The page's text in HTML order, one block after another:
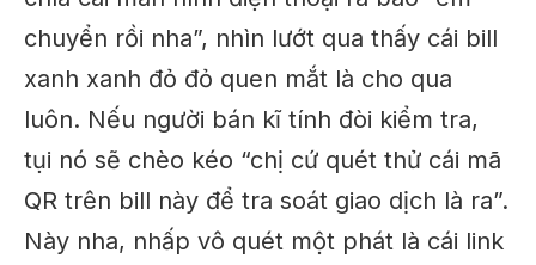
chuyển rồi nha”, nhìn lướt qua thấy cái bill
xanh xanh đỏ đỏ quen mắt là cho qua
luôn. Nếu người bán kĩ tính đòi kiểm tra,
tụi nó sẽ chèo kéo “chị cứ quét thử cái mã
QR trên bill này để tra soát giao dịch là ra”.
Này nha, nhấp vô quét một phát là cái link